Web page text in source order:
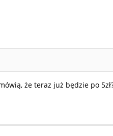
że teraz już będzie po